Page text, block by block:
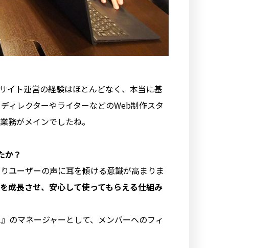
イト運営の経験はほとんどなく、本当に基
ィレクターやライターなどのWeb制作スタ
務がメインでしたね。
か？
ユーザーの声に耳を傾ける意識が高まりま
成長させ、安心して使ってもらえる仕組み
のマネージャーとして、メンバーへのフィ